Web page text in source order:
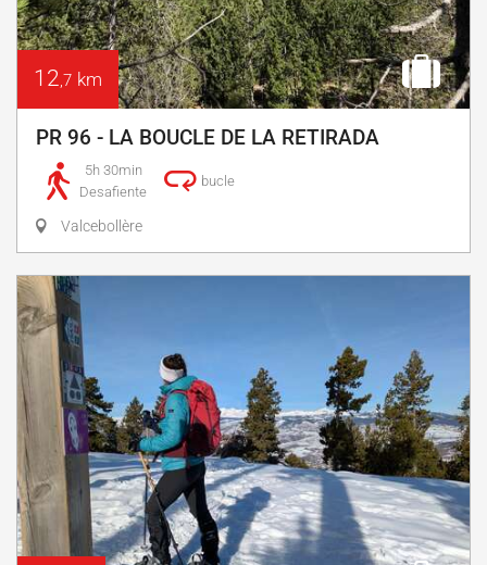
12,7 km
PR 96 - LA BOUCLE DE LA RETIRADA
5h 30min
Desafiente
bucle
Valcebollère